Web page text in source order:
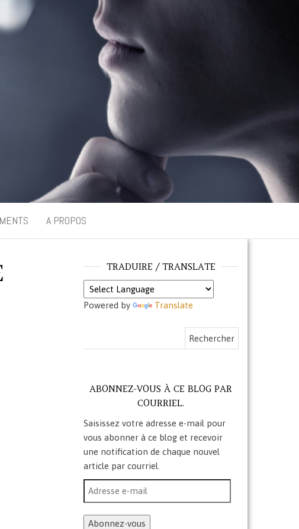
A PROPOS
TRADUIRE / TRANSLATE
Powered by Translate
ABONNEZ-VOUS À CE BLOG PAR
COURRIEL.
Saisissez votre adresse e-mail pour
vous abonner à ce blog et recevoir
une notification de chaque nouvel
article par courriel.
Adresse e-mail
Abonnez-vous